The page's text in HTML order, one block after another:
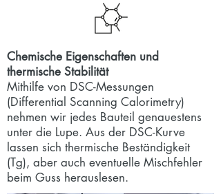
Chemische Eigenschaften und
thermische Stabilität
Mithilfe von DSC-Messungen
(Differential Scanning Calorimetry)
nehmen wir jedes Bauteil genauestens
unter die Lupe. Aus der DSC-Kurve
lassen sich thermische Beständigkeit
(Tg), aber auch eventuelle Mischfehler
beim Guss herauslesen.